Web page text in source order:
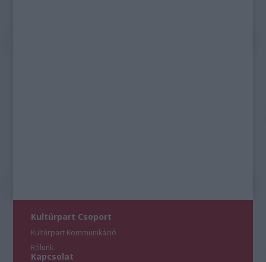
Kultúrpart Csoport
Kultúrpart Kommunikáció
Rólunk
Kapcsolat